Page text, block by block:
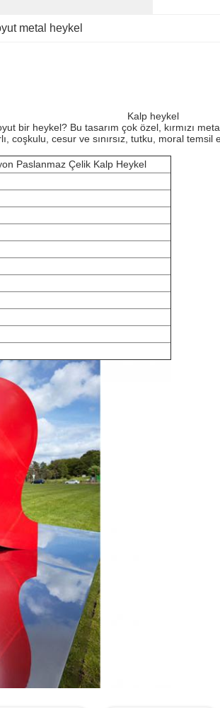
metal heykel
Kalp heykel
bir heykel? Bu tasarım çok özel, kırmızı
cesur ve sınırsız, tutku, moral
Paslanmaz Çelik Kalp Heykel